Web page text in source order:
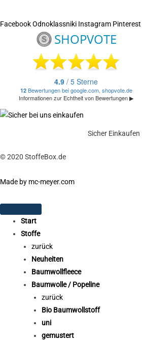
FacebookOdnoklassniki Instagram Pinterest
Sicher Einkaufen
© 2020 StoffeBox.de
Made by mc-meyer.com
Start
Stoffe
zurück
Neuheiten
Baumwollfleece
Baumwolle / Popeline
zurück
Bio Baumwollstoff
uni
gemustert